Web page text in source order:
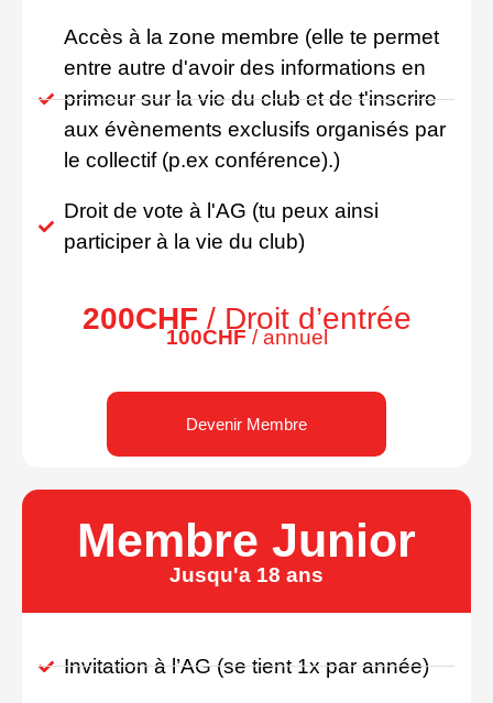
Accès à la zone membre (elle te permet
entre autre d'avoir des informations en
primeur sur la vie du club et de t'inscrire
aux évènements exclusifs organisés par
le collectif (p.ex conférence).)
Droit de vote à l'AG (tu peux ainsi
participer à la vie du club)
200CHF / Droit d’entrée
100CHF / annuel
Devenir Membre
Membre Junior
Jusqu'a 18 ans
Invitation à l’AG (se tient 1x par année)